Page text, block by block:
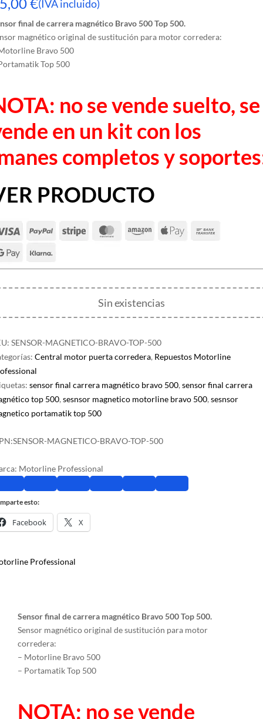
(IVA incluido)
final de carrera magnético Bravo 500 Top 500.
magnético original de sustitución para motor corredera:
Bravo 500
Top 500
no se vende suelto, se
en un kit con los
completos y
PRODUCTO
Sin existencias
SENSOR-MAGNETICO-BRAVO-TOP-500
Central motor puerta corredera, Repuestos Motorline
sensor final carrera magnético bravo 500, sensor final carrera
top 500, sesnsor magnetico motorline bravo 500, sesnsor
portamatik top 500
SENSOR-MAGNETICO-BRAVO-TOP-500
Motorline Professional
esto:
Facebook X
Professional
Sensor final de carrera magnético Bravo 500 Top 500.
Sensor magnético original de sustitución para motor
corredera:
– Motorline Bravo 500
– Portamatik Top 500
NOTA: no se vende